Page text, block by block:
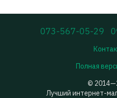
073-567-05-29
Полная
©
Лучший интернет-